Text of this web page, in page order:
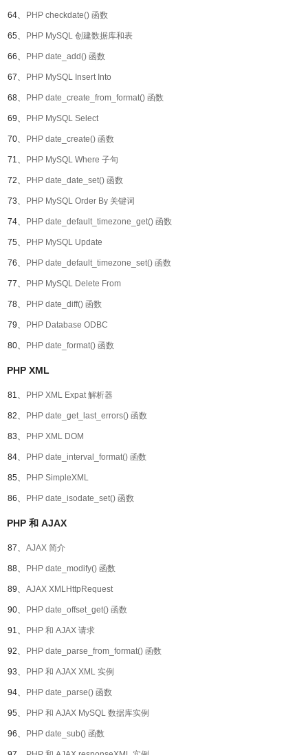
64、 PHP checkdate() 函数
65、 PHP MySQL 创建数据库和表
66、 PHP date_add() 函数
67、 PHP MySQL Insert Into
68、 PHP date_create_from_format() 函数
69、 PHP MySQL Select
70、 PHP date_create() 函数
71、 PHP MySQL Where 子句
72、 PHP date_date_set() 函数
73、 PHP MySQL Order By 关键词
74、 PHP date_default_timezone_get() 函数
75、 PHP MySQL Update
76、 PHP date_default_timezone_set() 函数
77、 PHP MySQL Delete From
78、 PHP date_diff() 函数
79、 PHP Database ODBC
80、 PHP date_format() 函数
PHP XML
81、 PHP XML Expat 解析器
82、 PHP date_get_last_errors() 函数
83、 PHP XML DOM
84、 PHP date_interval_format() 函数
85、 PHP SimpleXML
86、 PHP date_isodate_set() 函数
PHP 和 AJAX
87、 AJAX 简介
88、 PHP date_modify() 函数
89、 AJAX XMLHttpRequest
90、 PHP date_offset_get() 函数
91、 PHP 和 AJAX 请求
92、 PHP date_parse_from_format() 函数
93、 PHP 和 AJAX XML 实例
94、 PHP date_parse() 函数
95、 PHP 和 AJAX MySQL 数据库实例
96、 PHP date_sub() 函数